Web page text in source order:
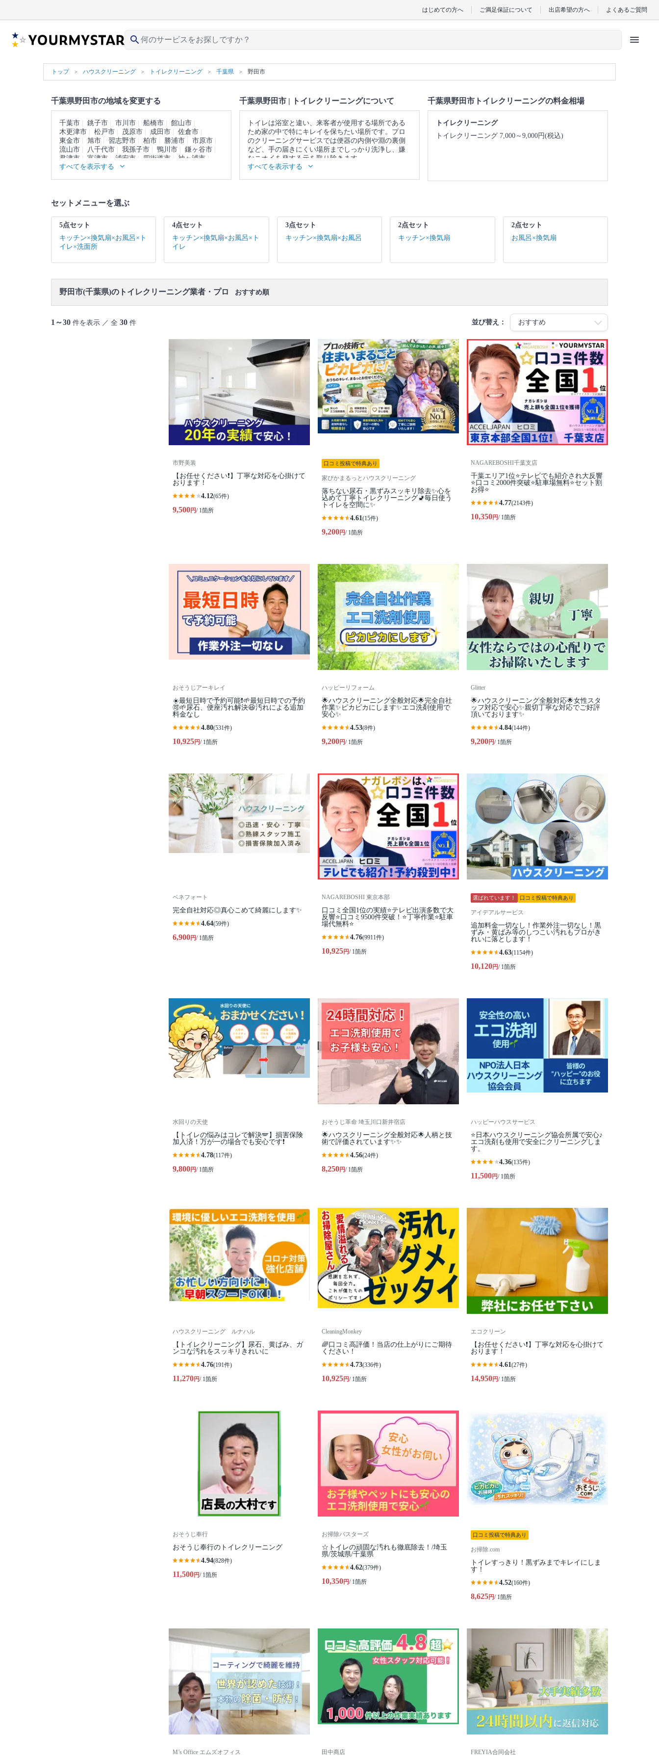
はじめての方へ ご満足保証について 出店希望の方へ よくあるご質問
search menu
トップ ハウスクリーニング トイレクリーニング 千葉県 野田市
千葉県野田市の地域を変更する
千葉市 銚子市 市川市 船橋市
館山市
木更津市
松戸市 茂原市 成田市
佐倉市
東金市
旭市 習志野市 柏市 勝浦市
市原市
流山市
八千代市 我孫子市 鴨川市
鎌ヶ谷市
君津市
富津市 浦安市 四街道市
袖ヶ浦市
八街市
印西市 白井市
すべてを表示する
千葉県野田市 | トイレクリーニングについて
トイレは浴室と違い、来客者が使用する場所である
ため家の中で特にキレイを保ちたい場所です。プロ
のクリーニングサービスでは便器の内側や淵の裏側
など、手の届きにくい場所までしっかり洗浄し、嫌
なニオイを発する元を取り除きます。
▼表示価格に含まれるトイレクリーニングの作業範
囲
もご参照ください。
ります。
すべてを表示する
千葉県野田市トイレクリーニングの料金相場
トイレクリーニング
トイレクリーニング 7,000～9,000円(税込)
セットメニューを選ぶ
5点セット
キッチン×換気扇×お風呂×ト
イレ×洗面所
4点セット
キッチン×換気扇×お風呂×ト
イレ
3点セット
キッチン×換気扇×お風呂
2点セット
キッチン×換気扇
2点セット
お風呂×換気扇
野田市(千葉県)のトイレクリーニング業者・プロ おすすめ順
1～30 件を表示 ／ 全 30 件 並び替え：
市野美装
【お任せください❗️】丁寧な対応を心掛けて
おります！
4.12(65件)
9,500円/ 1箇所
口コミ投稿で特典あり
家ぴかまるっとハウスクリーニング
落ちない尿石・黒ずみスッキリ除去✨心を
込めて丁寧トイレクリーニング🚽毎日使う
トイレを空間に✨
4.61(15件)
9,200円/ 1箇所
NAGAREBOSHI千葉支店
千葉エリア1位⭐テレビでも紹介され大反響
⭐️口コミ2000件突破⭐️駐車場無料⭐セット割
お得⭐
4.77(2143件)
10,350円/ 1箇所
おそうじアーキレイ
☀️最短日時で予約可能❗🌱最短日時での予約
🉑🌱尿石、便座汚れ解決😆汚れによる追加
料金なし
4.80(531件)
10,925円/ 1箇所
ハッピーリフォーム
🌟ハウスクリーニング全般対応🌟完全自社
作業✨️ピカピカにします✨️エコ洗剤使用で
安心✨
4.53(8件)
9,200円/ 1箇所
Glitter
🌟ハウスクリーニング全般対応🌟女性スタ
ッフ対応で安心✨親切丁寧な対応でご好評
頂いております✨
4.84(144件)
9,200円/ 1箇所
ベネフォート
完全自社対応◎真心こめて綺麗にします✨
4.64(59件)
6,900円/ 1箇所
NAGAREBOSHI 東京本部
口コミ全国1位の実績⭐テレビ出演多数で大
反響⭐口コミ9500件突破！⭐丁寧作業⭐駐車
場代無料⭐
4.76(9911件)
10,925円/ 1箇所
選ばれています！ 口コミ投稿で特典あり
アイデアルサービス
追加料金一切なし！作業外注一切なし！黒
ずみ・黄ばみ等のしつこい汚れもプロがき
れいに落とします！
4.63(1154件)
10,120円/ 1箇所
水回りの天使
【トイレの悩みはコレで解決🪽】損害保険
加入済！万が一の場合でも安心です❗️
4.78(117件)
9,800円/ 1箇所
おそうじ革命 埼玉川口新井宿店
🌟ハウスクリーニング全般対応🌟人柄と技
術で評価されています✨✨
4.56(24件)
8,250円/ 1箇所
ハッピーハウスサービス
⭐️日本ハウスクリーニング協会所属で安心♪
エコ洗剤も使用で安全にクリーニングしま
す。
4.36(135件)
11,500円/ 1箇所
ハウスクリーニング ルナハル
【トイレクリーニング】尿石、黄ばみ、ガ
ンコな汚れをスッキリきれいに
4.76(191件)
11,270円/ 1箇所
CleaningMonkey
🌈口コミ高評価！当店の仕上がりにご期待
ください！
4.73(336件)
10,925円/ 1箇所
エコクリーン
【お任せください❗️】丁寧な対応を心掛けて
おります！
4.61(27件)
14,950円/ 1箇所
おそうじ奉行
おそうじ奉行のトイレクリーニング
4.94(828件)
11,500円/ 1箇所
お掃除バスターズ
☆トイレの頑固な汚れも徹底除去！/埼玉
県/茨城県/千葉県
4.62(379件)
10,350円/ 1箇所
口コミ投稿で特典あり
お掃除.com
トイレすっきり！黒ずみまでキレイにしま
す！
4.52(160件)
8,625円/ 1箇所
M’s Office エムズオフィス 田中商店 FREYIA合同会社